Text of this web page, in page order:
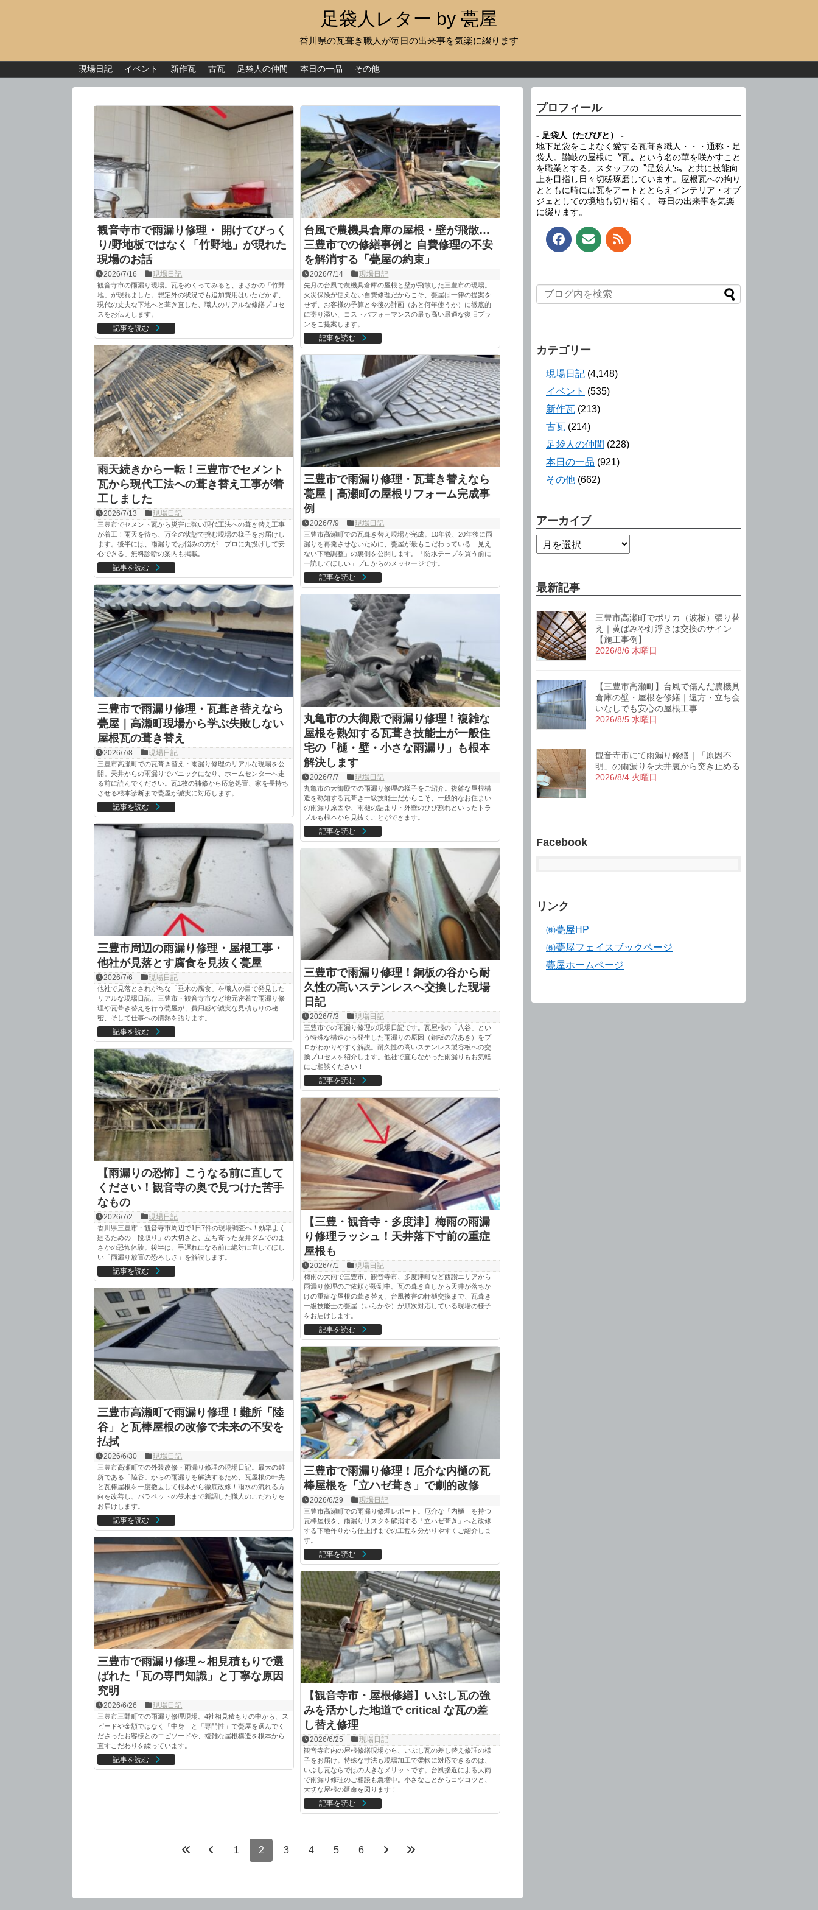
足袋人レター by 甍屋
香川県の瓦葺き職人が毎日の出来事を気楽に綴ります
現場日記 イベント 新作瓦 古瓦 足袋人の仲間 本日の一品 その他
観音寺市で雨漏り修理・ 開けてびっく
り/野地板ではなく「竹野地」が現れた
現場のお話
2026/7/16 現場日記
観音寺市の雨漏り現場。瓦をめくってみると、まさかの「竹野
地」が現れました。想定外の状況でも追加費用はいただかず、
現代の丈夫な下地へと葺き直した、職人のリアルな修繕プロセ
スをお伝えします。
記事を読む
台風で農機具倉庫の屋根・壁が飛散…
三豊市での修繕事例と 自費修理の不安
を解消する「甍屋の約束」
2026/7/14 現場日記
先月の台風で農機具倉庫の屋根と壁が飛散した三豊市の現場。
火災保険が使えない自費修理だからこそ、甍屋は一律の提案を
せず、お客様の予算と今後の計画（あと何年使うか）に徹底的
に寄り添い、コストパフォーマンスの最も高い最適な復旧プラ
ンをご提案します。
記事を読む
雨天続きから一転！三豊市でセメント
瓦から現代工法への葺き替え工事が着
工しました
2026/7/13 現場日記
三豊市でセメント瓦から災害に強い現代工法への葺き替え工事
が着工！雨天を待ち、万全の状態で挑む現場の様子をお届けし
ます。後半には、雨漏りでお悩みの方が「プロに丸投げして安
心できる」無料診断の案内も掲載。
記事を読む
三豊市で雨漏り修理・瓦葺き替えなら
甍屋｜高瀬町の屋根リフォーム完成事
例
2026/7/9 現場日記
三豊市高瀬町での瓦葺き替え現場が完成。10年後、20年後に雨
漏りを再発させないために、甍屋が最もこだわっている「見え
ない下地調整」の裏側を公開します。「防水テープを買う前に
一読してほしい」プロからのメッセージです。
記事を読む
三豊市で雨漏り修理・瓦葺き替えなら
甍屋｜高瀬町現場から学ぶ失敗しない
屋根瓦の葺き替え
2026/7/8 現場日記
三豊市高瀬町での瓦葺き替え・雨漏り修理のリアルな現場を公
開。天井からの雨漏りでパニックになり、ホームセンターへ走
る前に読んでください。瓦1枚の補修から応急処置、家を長持ち
させる根本診断まで甍屋が誠実に対応します。
記事を読む
丸亀市の大御殿で雨漏り修理！複雑な
屋根を熟知する瓦葺き技能士が一般住
宅の「樋・壁・小さな雨漏り」も根本
解決します
2026/7/7 現場日記
丸亀市の大御殿での雨漏り修理の様子をご紹介。複雑な屋根構
造を熟知する瓦葺き一級技能士だからこそ、一般的なお住まい
の雨漏り原因や、雨樋の詰まり・外壁のひび割れといったトラ
ブルも根本から見抜くことができます。
記事を読む
三豊市周辺の雨漏り修理・屋根工事・
他社が見落とす腐食を見抜く甍屋
2026/7/6 現場日記
他社で見落とされがちな「垂木の腐食」を職人の目で発見した
リアルな現場日記。三豊市・観音寺市など地元密着で雨漏り修
理や瓦葺き替えを行う甍屋が、費用感や誠実な見積もりの秘
密、そして仕事への情熱を語ります。
記事を読む
三豊市で雨漏り修理！銅板の谷から耐
久性の高いステンレスへ交換した現場
日記
2026/7/3 現場日記
三豊市での雨漏り修理の現場日記です。瓦屋根の「八谷」とい
う特殊な構造から発生した雨漏りの原因（銅板の穴あき）をプ
ロがわかりやすく解説。耐久性の高いステンレス製谷板への交
換プロセスを紹介します。他社で直らなかった雨漏りもお気軽
にご相談ください！
記事を読む
【雨漏りの恐怖】こうなる前に直して
ください！観音寺の奥で見つけた苦手
なもの
2026/7/2 現場日記
香川県三豊市・観音寺市周辺で1日7件の現場調査へ！効率よく
廻るための「段取り」の大切さと、立ち寄った粟井ダムでのま
さかの恐怖体験。後半は、手遅れになる前に絶対に直してほし
い「雨漏り放置の恐ろしさ」を解説します。
記事を読む
【三豊・観音寺・多度津】梅雨の雨漏
り修理ラッシュ！天井落下寸前の重症
屋根も
2026/7/1 現場日記
梅雨の大雨で三豊市、観音寺市、多度津町など西讃エリアから
雨漏り修理のご依頼が殺到中。瓦の葺き直しから天井が落ちか
けの重症な屋根の葺き替え、台風被害の軒樋交換まで、瓦葺き
一級技能士の甍屋（いらかや）が順次対応している現場の様子
をお届けします。
記事を読む
三豊市高瀬町で雨漏り修理！難所「陸
谷」と瓦棒屋根の改修で未来の不安を
払拭
2026/6/30 現場日記
三豊市高瀬町での外装改修・雨漏り修理の現場日記。最大の難
所である「陸谷」からの雨漏りを解決するため、瓦屋根の軒先
と瓦棒屋根を一度撤去して根本から徹底改修！雨水の流れる方
向を改善し、パラペットの笠木まで新調した職人のこだわりを
お届けします。
記事を読む
三豊市で雨漏り修理！厄介な内樋の瓦
棒屋根を「立ハゼ葺き」で劇的改修
2026/6/29 現場日記
三豊市高瀬町での雨漏り修理レポート。厄介な「内樋」を持つ
瓦棒屋根を、雨漏りリスクを解消する「立ハゼ葺き」へと改修
する下地作りから仕上げまでの工程を分かりやすくご紹介しま
す。
記事を読む
三豊市で雨漏り修理～相見積もりで選
ばれた「瓦の専門知識」と丁寧な原因
究明
2026/6/26 現場日記
三豊市三野町での雨漏り修理現場。4社相見積もりの中から、ス
ピードや金額ではなく「中身」と「専門性」で甍屋を選んでく
ださったお客様とのエピソードや、複雑な屋根構造を根本から
直すこだわりを綴っています。
記事を読む
【観音寺市・屋根修繕】いぶし瓦の強
みを活かした地道で critical な瓦の差
し替え修理
2026/6/25 現場日記
観音寺市内の屋根修繕現場から、いぶし瓦の差し替え修理の様
子をお届け。特殊な寸法も現場加工で柔軟に対応できるのは、
いぶし瓦ならではの大きなメリットです。台風接近による大雨
で雨漏り修理のご相談も急増中。小さなことからコツコツと、
大切な屋根の延命を図ります！
記事を読む
1 2 3 4 5 6
プロフィール
- 足袋人（たびびと） -
地下足袋をこよなく愛する瓦葺き職人・・・通称・足
袋人。讃岐の屋根に〝瓦〟という名の華を咲かすこと
を職業とする。スタッフの〝足袋人’s〟と共に技能向
上を目指し日々切磋琢磨しています。屋根瓦への拘り
とともに時には瓦をアートととらえインテリア・オブ
ジェとしての境地も切り拓く。 毎日の出来事を気楽
に綴ります。
カテゴリー
現場日記 (4,148)
イベント (535)
新作瓦 (213)
古瓦 (214)
足袋人の仲間 (228)
本日の一品 (921)
その他 (662)
アーカイブ
最新記事
三豊市高瀬町でポリカ（波板）張り替
え｜黄ばみや釘浮きは交換のサイン
【施工事例】
2026/8/6 木曜日
【三豊市高瀬町】台風で傷んだ農機具
倉庫の壁・屋根を修繕｜遠方・立ち会
いなしでも安心の屋根工事
2026/8/5 水曜日
観音寺市にて雨漏り修繕｜「原因不
明」の雨漏りを天井裏から突き止める
2026/8/4 火曜日
Facebook
リンク
㈱甍屋HP
㈱甍屋フェイスブックページ
甍屋ホームページ
現場日記
イベント
足袋人の仲間
本日の一品
その他